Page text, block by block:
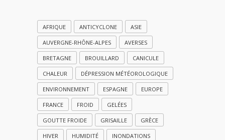
AFRIQUE ANTICYCLONE ASIE
AUVERGNE-RHÔNE-ALPES AVERSES
BRETAGNE BROUILLARD CANICULE
CHALEUR DÉPRESSION MÉTÉOROLOGIQUE
ENVIRONNEMENT ESPAGNE EUROPE
FRANCE FROID GELÉES
GOUTTE FROIDE GRISAILLE GRÈCE
HIVER HUMIDITÉ INONDATIONS